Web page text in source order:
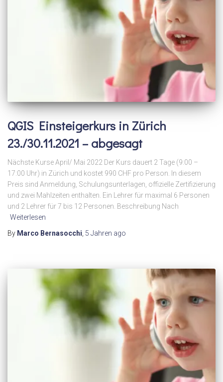
QGIS Einsteigerkurs in Zürich
23./30.11.2021 – abgesagt
Nächste Kurse April/ Mai 2022 Der Kurs dauert 2 Tage (9:00 –
17:00 Uhr) in Zürich und kostet 990 CHF pro Person. In diesem
Preis sind Anmeldung, Schulungsunterlagen, offizielle Zertifizierung
und zwei Mahlzeiten enthalten. Ein Lehrer für maximal 6 Personen
und 2 Lehrer für 7 bis 12 Personen. Beschreibung Nach
Weiterlesen
By Marco Bernasocchi, 5 Jahren ago